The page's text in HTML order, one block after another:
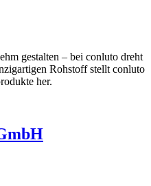
gestalten – bei conluto dreht
Rohstoff stellt conluto
her.